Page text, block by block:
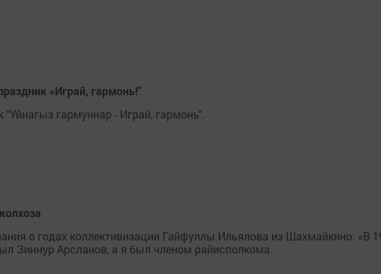
«Играй, гармонь!"
гармуннар - Играй, гармонь".
о годах коллективизации Гайфуллы Ильялова из Шахмайкино: «В
Зиннур Арсланов, а я был членом райисполкома.